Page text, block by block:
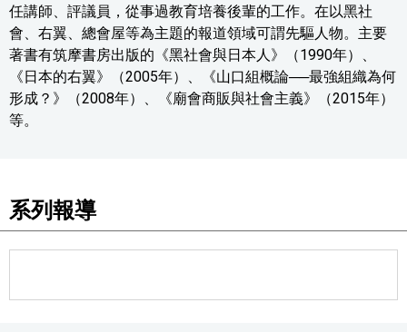
任講師、評議員，從事過教育培養後輩的工作。在以黑社
會、右翼、總會屋等為主題的報道領域可謂先驅人物。主要
著書有筑摩書房出版的《黑社會與日本人》（1990年）、
《日本的右翼》（2005年）、《山口組概論──最強組織為何
形成？》（2008年）、《廟會商販與社會主義》（2015年）
等。
系列報導